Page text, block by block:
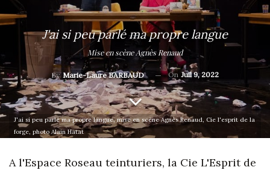
J'ai si peu parlé ma propre langue
Mise en scène Agnès Renaud
ByMarie-Laure BARBAUD On Juil 9, 2022
J'ai si peu parlé ma propre langue, mise en scène Agnès Renaud, Cie l'esprit de la
forge, photo Alain Hatat
A l'Espace Roseau teinturiers, la Cie L'Esprit de